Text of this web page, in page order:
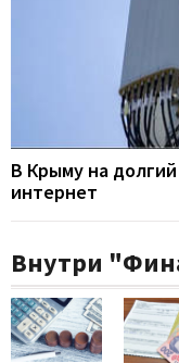
В Крыму на
интернет
Внутри